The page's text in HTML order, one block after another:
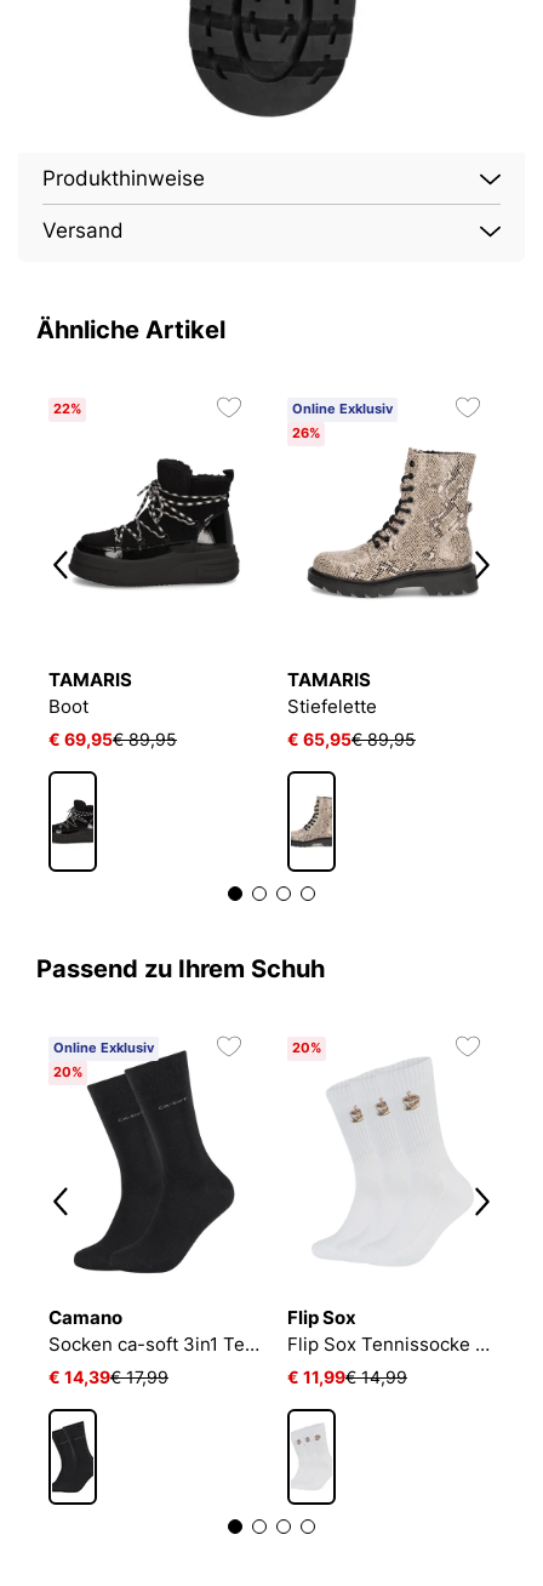
Produkthinweise
Versand
Ähnliche Artikel
22%
TAMARIS
Boot
€ 69,95€ 89,95
Online Exklusiv
26%
TAMARIS
Stiefelette
€ 65,95€ 89,95
Passend zu Ihrem Schuh
Online Exklusiv
20%
Camano
Socken ca-soft 3in1 Tencel Wolle Bambus
€ 14,39€ 17,99
20%
Flip Sox
Flip Sox Tennissocke mit Motiv Flip Sox Tennissocke mit Motiv
€ 11,99€ 14,99